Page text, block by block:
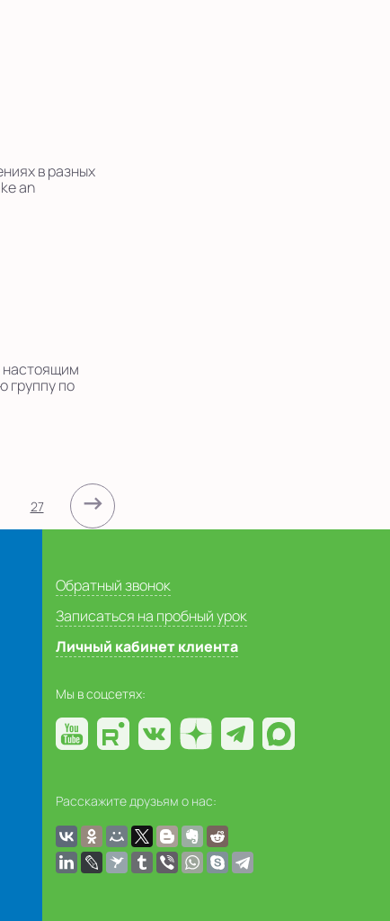
в разных
an
настоящим
группу по
27 →
Обратный звонок
Записаться на пробный урок
Личный кабинет клиента
Мы в соцсетях:
Расскажите друзьям о нас: